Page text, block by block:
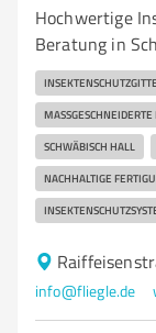
Hochwertige
Beratung in
MASSGESCHNEIDERTE
SCHWÄBISCH HALL
NACHHALTIGE
info@fliegle.de